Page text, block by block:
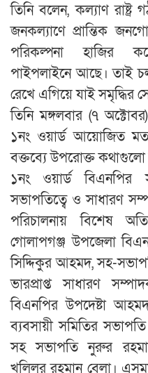
তিনি বলেন, কল্যাণ
জনকল্যাণে প্রান্তিক
পরিকল্পনা হাজির
পাইপলাইনে আছে। তাই
রেখে এগিয়ে যাই সমৃদ্ধির
তিনি মঙ্গলবার (৭
১নং ওয়ার্ড আয়োজিত
বক্তব্যে উপরোক্ত কথাগুলো
১নং ওয়ার্ড
সভাপতিত্বে ও সাধারণ
পরিচালনায় বিশেষ
গোলাপগঞ্জ উপজেলা
সিদ্দিকুর আহমদ, সহ-
ভারপ্রাপ্ত সাধারণ
বিএনপির উপদেষ্টা
ব্যবসায়ী সমিতির
সহ সভাপতি নুরুর
খলিলুর রহমান বেলা।